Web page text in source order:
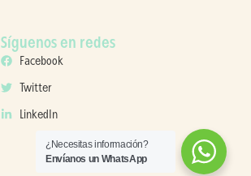
Síguenos en redes
Facebook
Twitter
LinkedIn
¿Necesitas información?
Envíanos un WhatsApp